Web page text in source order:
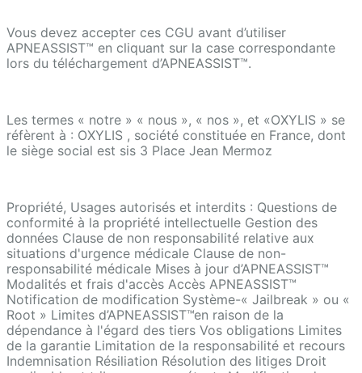
Vous devez accepter ces CGU avant d’utiliser
APNEASSIST™ en cliquant sur la case correspondante
lors du téléchargement d’APNEASSIST™.
Les termes « notre » « nous », « nos », et «OXYLIS » se
réfèrent à : OXYLIS , société constituée en France, dont
le siège social est sis 3 Place Jean Mermoz
Propriété, Usages autorisés et interdits : Questions de
conformité à la propriété intellectuelle Gestion des
données Clause de non responsabilité relative aux
situations d'urgence médicale Clause de non-
responsabilité médicale Mises à jour d’APNEASSIST™
Modalités et frais d'accès Accès APNEASSIST™
Notification de modification Système-« Jailbreak » ou «
Root » Limites d’APNEASSIST™en raison de la
dépendance à l'égard des tiers Vos obligations Limites
de la garantie Limitation de la responsabilité et recours
Indemnisation Résiliation Résolution des litiges Droit